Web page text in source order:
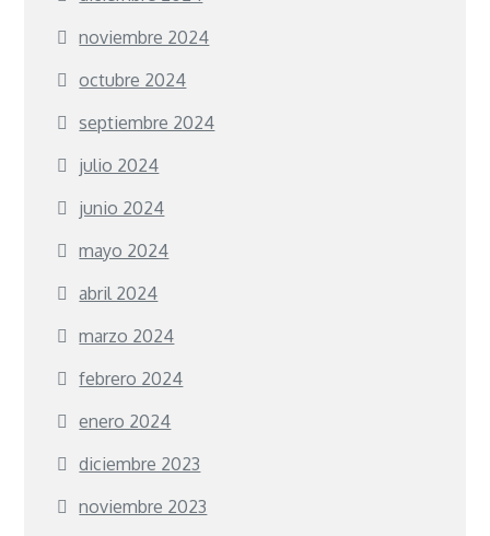
noviembre 2024
octubre 2024
septiembre 2024
julio 2024
junio 2024
mayo 2024
abril 2024
marzo 2024
febrero 2024
enero 2024
diciembre 2023
noviembre 2023